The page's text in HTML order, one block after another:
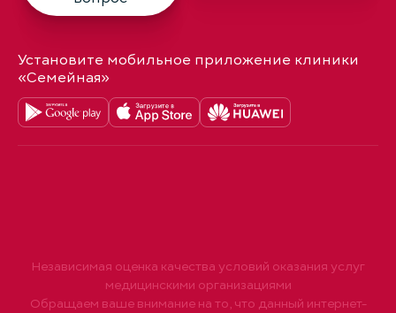
Установите мобильное приложение клиники
«Семейная»
Независимая оценка качества условий оказания услуг
медицинскими организациями
Обращаем ваше внимание на то, что данный интернет-